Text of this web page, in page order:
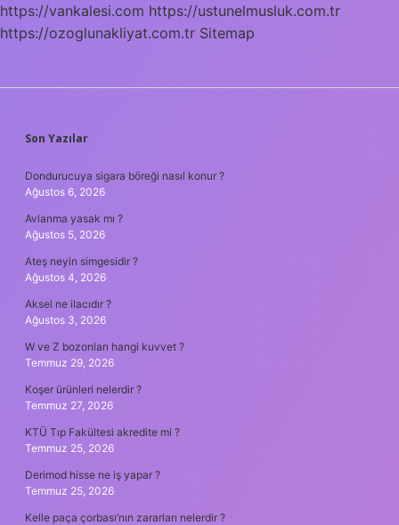
https://vankalesi.com https://ustunelmusluk.com.tr
https://ozoglunakliyat.com.tr Sitemap
SIDEBAR
Son Yazılar
Dondurucuya sigara böreği nasıl konur ?
Ağustos 6, 2026
Avlanma yasak mı ?
Ağustos 5, 2026
Ateş neyin simgesidir ?
Ağustos 4, 2026
Aksel ne ilacıdır ?
Ağustos 3, 2026
W ve Z bozonları hangi kuvvet ?
Temmuz 29, 2026
Koşer ürünleri nelerdir ?
Temmuz 27, 2026
KTÜ Tıp Fakültesi akredite mi ?
Temmuz 25, 2026
Derimod hisse ne iş yapar ?
Temmuz 25, 2026
Kelle paça çorbası’nın zararları nelerdir ?